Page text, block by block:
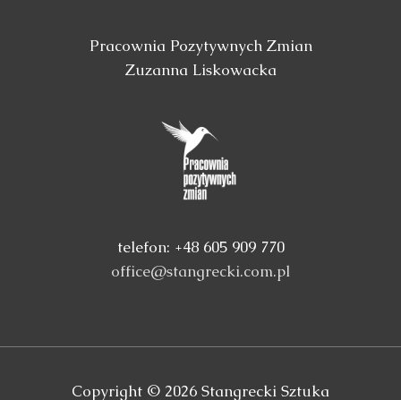
Pracownia Pozytywnych Zmian
Zuzanna Liskowacka
telefon: +48 605 909 770
office@stangrecki.com.pl
Copyright © 2026 Stangrecki Sztuka